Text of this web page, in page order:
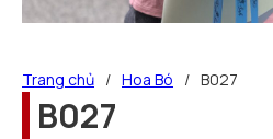
Trang chủ / Hoa Bó / B027
B027